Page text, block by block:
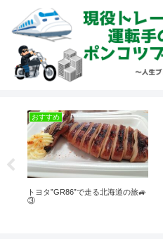
おすすめ
トヨタ”GR86”で走る北海道の旅🚙
③